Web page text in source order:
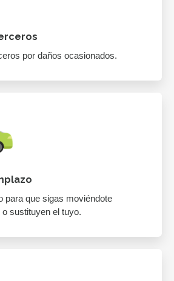
por daños ocasionados.
para que sigas moviéndote
sustituyen el tuyo.